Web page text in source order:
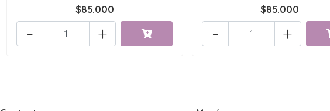
$85.000
+
-
$85.000
+
-